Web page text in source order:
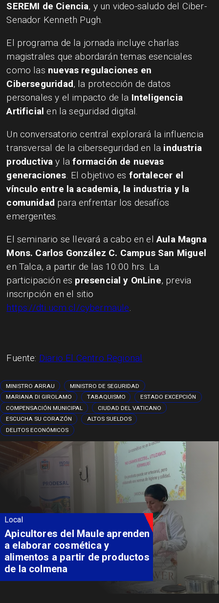
SEREMI de Ciencia, y un video-saludo del Ciber-
Senador Kenneth Pugh.
El programa de la jornada incluye charlas
magistrales que abordarán temas esenciales
como las nuevas regulaciones en
Ciberseguridad, la protección de datos
personales y el impacto de la Inteligencia
Artificial en la seguridad digital.
Un conversatorio central explorará la influencia
transversal de la ciberseguridad en la industria
productiva y laformación de nuevas
generaciones. El objetivo es fortalecer el
vínculo entre la academia, la industria y la
comunidad para enfrentar los desafíos
emergentes.
El seminario se llevará a cabo en elAula Magna
Mons. Carlos González C. Campus San Miguel
en Talca, a partir de las 10:00 hrs. La
participación es presencial y OnLine, previa
inscripción en el sitio
https://dti.ucm.cl/cybermaule.
Fuente: Diario El Centro Regional
MINISTRO ARRAU
MINISTRO DE SEGURIDAD
MARIANA DI GIROLAMO
TABAQUISMO
ESTADO EXCEPCIÓN
COMPENSACIÓN MUNICIPAL
CIUDAD DEL VATICANO
ESCUCHA SU CORAZÓN
ALTOS SUELDOS
DELITOS ECONÓMICOS
Local
Álvarez-Salamanca destaca
inversión regional en el inicio
de obras de la Subcomisaría
Maule Norte